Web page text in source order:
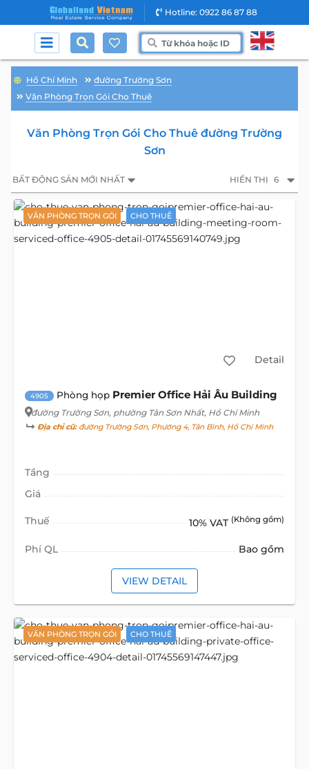
Hotline: 0922 86 87 88
Hồ Chí Minh
đường Trường Sơn
Văn Phòng Trọn Gói Cho Thuê
Văn Phòng Trọn Gói Cho Thuê đường Trường
Sơn
BẤT ĐỘNG SẢN MỚI NHẤT HIỂN THỊ 6
VĂN PHÒNG TRỌN GÓI CHO THUÊ
Detail
4905 Phòng họp Premier Office Hải Âu Building
đường Trường Sơn, phường Tân Sơn Nhất, Hồ Chí Minh
Địa chỉ cũ:đường Trường Sơn, Phường 4, Tân Bình, Hồ Chí Minh
Tầng
Giá
Thuế 10% VAT (Không gồm)
Phí QL Bao gồm
VIEW DETAIL
VĂN PHÒNG TRỌN GÓI CHO THUÊ